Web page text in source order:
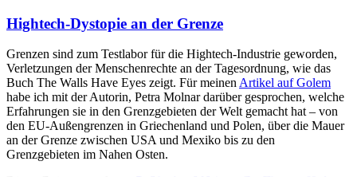
Hightech-Dystopie an der Grenze
Grenzen sind zum Testlabor für die Hightech-Industrie geworden,
Verletzungen der Menschenrechte an der Tagesordnung, wie das
Buch The Walls Have Eyes zeigt. Für meinen Artikel auf Golem
habe ich mit der Autorin, Petra Molnar darüber gesprochen, welche
Erfahrungen sie in den Grenzgebieten der Welt gemacht hat – von
den EU-Außengrenzen in Griechenland und Polen, über die Mauer
an der Grenze zwischen USA und Mexiko bis zu den
Grenzgebieten im Nahen Osten.